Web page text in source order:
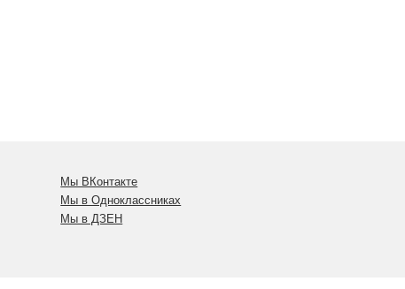
Мы ВКонтакте
Мы в Одноклассниках
Мы в ДЗЕН